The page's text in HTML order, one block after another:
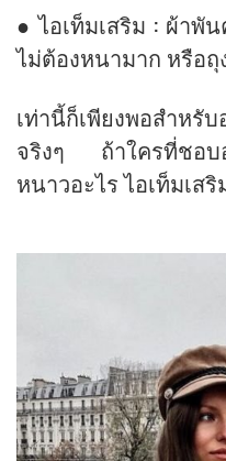
● ไอเท็มเสริม : ผ้าพั
ไม่ต้องหนามาก หรือถุ
เท่านี้ก็เพียงพอสำห
จริงๆ ถ้าใครที่ชอบ
หนาวอะไร ไอเท็มเส